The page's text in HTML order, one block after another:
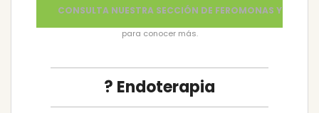
CONSULTA NUESTRA SECCIÓN DE FEROMONAS Y
para conocer más.
? Endoterapia